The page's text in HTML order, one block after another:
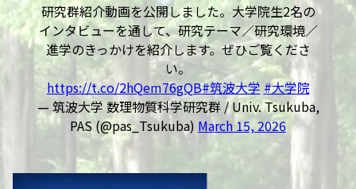
研究群紹介動画を公開しました。大学院生2名の
インタビューを通して、研究テーマ／研究環境／
進学のきっかけを紹介します。ぜひご覧くださ
い。
https://t.co/2hQem76gQB#筑波大学 #大学院
— 筑波大学 数理物質科学研究群 / Univ. Tsukuba,
PAS (@pas_Tsukuba) March 15, 2026